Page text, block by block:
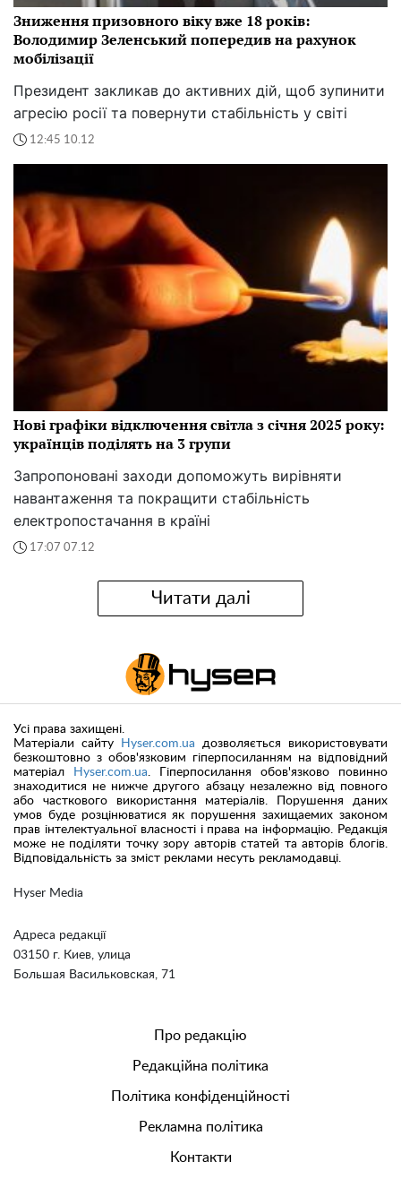
Зниження призовного віку вже 18 років:
Володимир Зеленський попередив на рахунок
мобілізації
Президент закликав до активних дій, щоб зупинити
агресію росії та повернути стабільність у світі
12:45 10.12
Нові графіки відключення світла з січня 2025 року:
українців поділять на 3 групи
Запропоновані заходи допоможуть вирівняти
навантаження та покращити стабільність
електропостачання в країні
17:07 07.12
Читати далі
Hyser Media
Адреса редакції
03150 г. Киев, улица
Большая Васильковская, 71
Усі права захищені.
Матеріали сайту
Hyser.com.ua дозволяється використовувати
безкоштовно з обов'язковим гіперпосиланням на відповідний
матеріал
Hyser.com.ua. Гіперпосилання обов'язково повинно
знаходитися не нижче другого абзацу незалежно від повного
або часткового використання матеріалів. Порушення даних
умов буде розцінюватися як порушення захищаемих законом
прав інтелектуальної власності і права на інформацію. Редакція
може не поділяти точку зору авторів статей та авторів блогів.
Відповідальність за зміст реклами несуть рекламодавці.
Про редакцію
Редакційна політика
Політика конфіденційності
Рекламна політика
Контакти